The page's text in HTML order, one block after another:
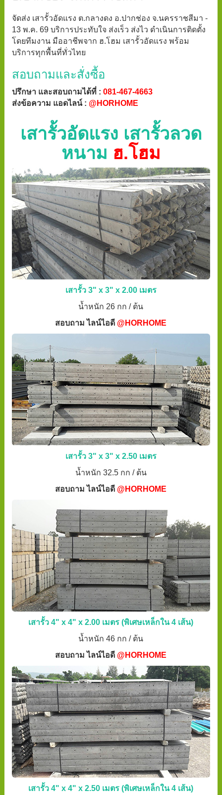
จัดส่ง เสารั้วอัดแรง ต.กลางดง อ.ปากช่อง จ.นครราชสีมา -
13 พ.ค. 69 บริการประทับใจ ส่งเร็ว ส่งไว ดำเนินการติดตั้ง
โดยทีมงาน มืออาชีพจาก ฮ.โฮม เสารั้วอัดแรง พร้อม
บริการทุกพื้นที่ทั่วไทย
สอบถามและสั่งซื้อ
ปรึกษา และสอบถามได้ที่ : 081-467-4663
ส่งข้อความ แอดไลน์ : @HORHOME
เสารั้วอัดแรง เสารั้วลวด
หนาม ฮ.โฮม
เสารั้ว 3" x 3" x 2.00 เมตร
น้ำหนัก 26 กก / ต้น
สอบถาม ไลน์ไอดี @HORHOME
เสารั้ว 3" x 3" x 2.50 เมตร
น้ำหนัก 32.5 กก / ต้น
สอบถาม ไลน์ไอดี @HORHOME
เสารั้ว 4" x 4" x 2.00 เมตร (พิเศษเหล็กใน 4 เส้น)
น้ำหนัก 46 กก / ต้น
สอบถาม ไลน์ไอดี @HORHOME
เสารั้ว 4" x 4" x 2.50 เมตร (พิเศษเหล็กใน 4 เส้น)